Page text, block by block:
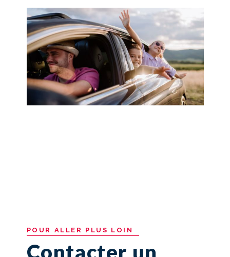
POUR ALLER PLUS LOIN
Contacter un